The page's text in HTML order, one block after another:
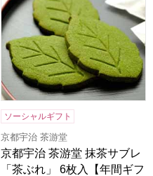
ソーシャルギフト
京都宇治 茶游堂
京都宇治 茶游堂 抹茶サブレ
「茶ぶれ」 6枚入【年間ギフ